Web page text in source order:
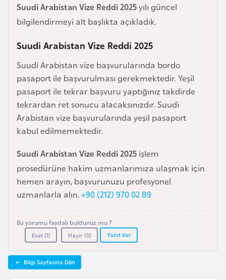
Suudi Arabistan Vize Reddi 2025yılı güncel
bilgilendirmeyi alt başlıkta açıkladık.
Suudi Arabistan Vize Reddi 2025
Suudi Arabistan vize başvurularında bordo
pasaport ile başvurulması gerekmektedir. Yeşil
pasaport ile tekrar başvuru yaptığınız takdirde
tekrardan ret sonucu alacaksınızdır. Suudi
Arabistan vize başvurularında yeşil pasaport
kabul edilmemektedir.
Suudi Arabistan Vize Reddi 2025 işlem
prosedürüne hakim uzmanlarımıza ulaşmak için
hemen arayın, başvurunuzu profesyonel
uzmanlarla alın.+90 (212) 970 02 89
Bu yorumu faydalı buldunuz mu ?
Evet (1) Hayır (0) Yanıt Ver
Bilgi Sayfasına Dön
B
a
r
e
y
n
B
a
g
l
a
d
e
ş
B
e